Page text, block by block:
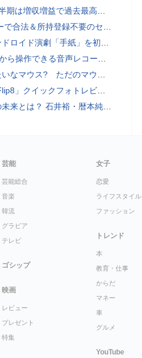
で過去最高 IOWNや分散GPUの取り組みを説明
のセミオートマチック銃を自作、発砲試験にも成功した猛者が登場
紙」を初上演！平田オリザ氏の作・演出、二松学舎大学で
音声レコーダMeta Recorder、録音レベル調整も対応
ウスとは違うのだよ1944通りの形状に変更できる驚異のマウス
」クイックフォトレビュー
本純一・稲見昌彦らHCI研究者が集うトークイヴェント：2016/1/31に開催
芸能
芸能総合
音楽
韓流
グラビア
テレビ
ゴシップ
映画
レビュー
プレゼント
特集
女子
恋愛
ライフスタイル
ファッション
トレンド
本
教育・仕事
からだ
マネー
車
グルメ
YouTube